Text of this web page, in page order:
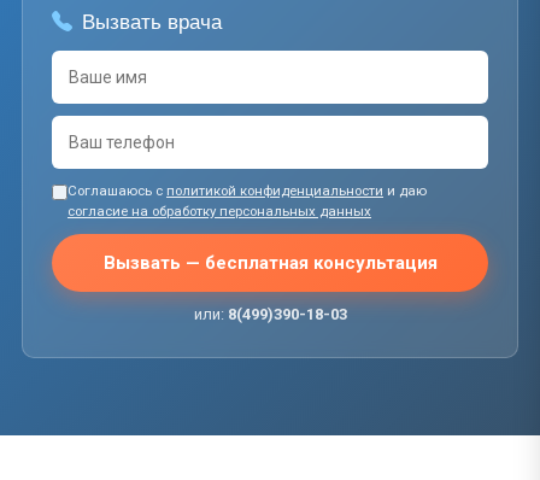
Вызвать врача
Соглашаюсь с политикой конфиденциальности и даю
согласие на обработку персональных данных
Вызвать — бесплатная консультация
или: 8(499)390-18-03